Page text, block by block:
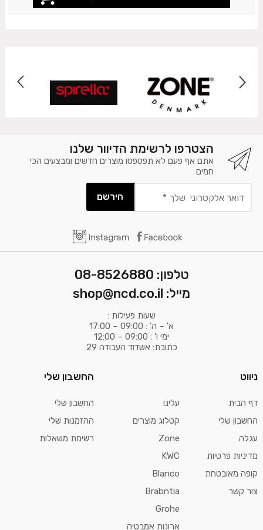
הצטרפו לרשימת הדיוור שלנו
אתם אף פעם לא תפספסו מוצרים חדשים ומבצעים הכי
חמים
אלקטרוני
שלך
טלפון: 08-8526880
מייל: shop@ncd.co.il
שעות פעילות :
א' – ה' : 09:00 – 17:00
ימי ו' : 09:00 – 12:00
כתובת: אשדוד העבודה 29
ניווט
דף הבית
החשבון שלי
עגלה
מדיניות פרטיות
קופה מאובטחת
צור קשר
עלינו
קטלוג מוצרים
Zone
KWC
Blanco
Brabntia
Grohe
ארונות אמבטיה
החשבון שלי
החשבון שלי
ההזמנות שלי
רשימת משאלות